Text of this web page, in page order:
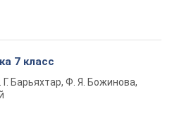
7 класс
Г. Барьяхтар, Ф. Я. Божинова,